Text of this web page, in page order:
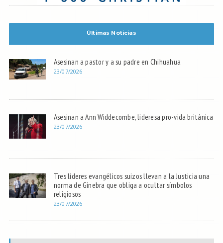
Últimas Noticias
Asesinan a pastor y a su padre en Chihuahua
23/07/2026
Asesinan a Ann Widdecombe, lideresa pro-vida británica
23/07/2026
Tres líderes evangélicos suizos llevan a la Justicia una
norma de Ginebra que obliga a ocultar símbolos
religiosos
23/07/2026